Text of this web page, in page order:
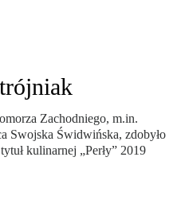
Zachodniego, m.in.
Swojska Świdwińska, zdobyło
kulinarnej „Perły” 2019